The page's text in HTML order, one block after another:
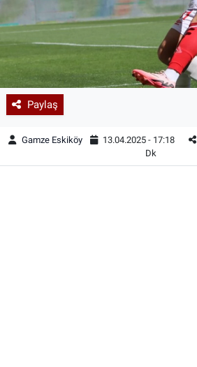
Paylaş
Gamze Eskiköy 13.04.2025 - 17:18
Dk